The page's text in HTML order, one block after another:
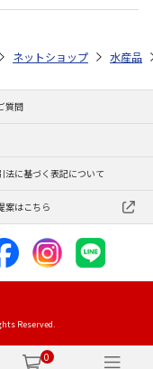
0
2026 ゆうゆうギフト
ネットショップ 水産品
質問
法に基づく表記について
案はこちら
Reserved.